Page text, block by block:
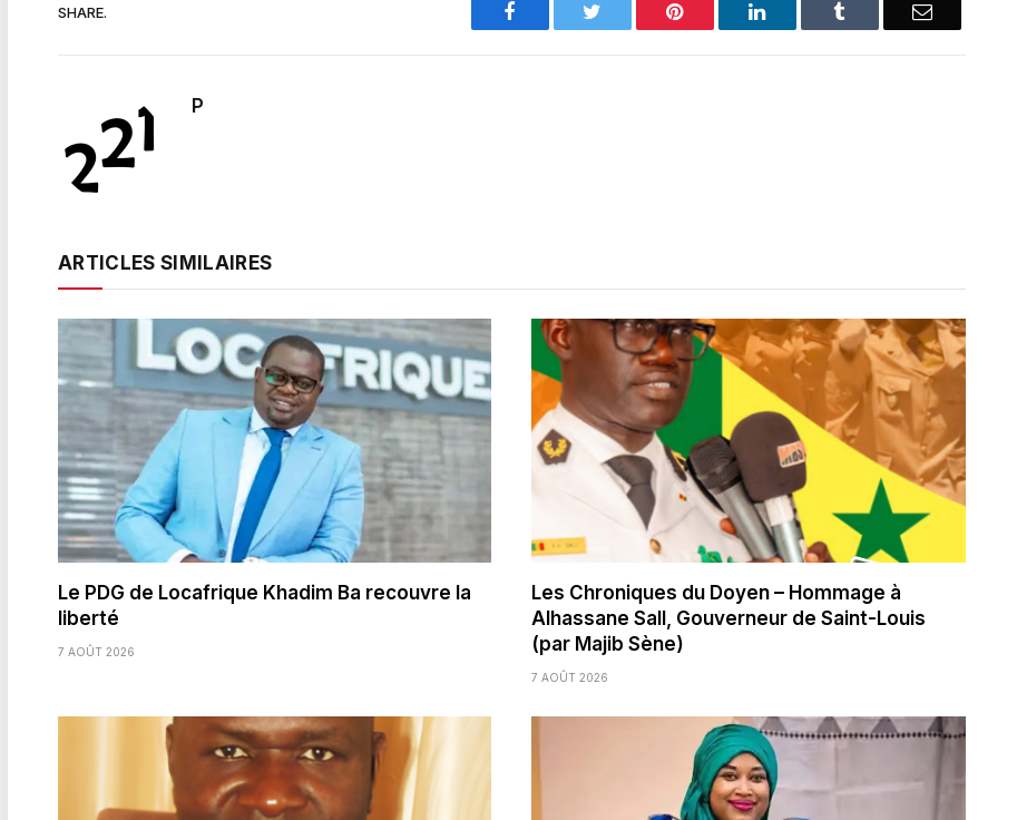
SHARE. Facebook Pinterest LinkedIn Email
P
ARTICLES SIMILAIRES
Le PDG de Locafrique Khadim Ba recouvre la
liberté
7 AOÛT 2026
Les Chroniques du Doyen – Hommage à
Alhassane Sall, Gouverneur de Saint-Louis
(par Majib Sène)
7 AOÛT 2026